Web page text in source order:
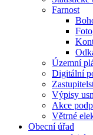
Farnost
Územní
Digitální
Výpisy
Akce
Větrné
Obecní úřad